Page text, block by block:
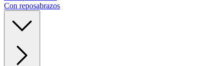
Con reposabrazos